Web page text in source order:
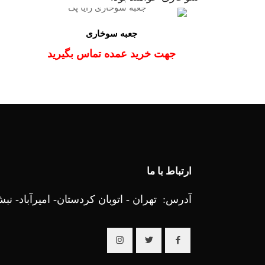
جعبه سوخاری
جهت خرید عمده تماس بگیرید
ارتباط با ما
آدرس: تهران - اتوبان کردستان- امیرآباد- نبش 25 ام -